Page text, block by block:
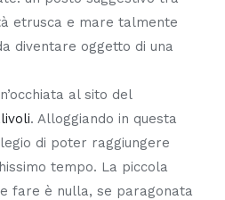
etrusca e mare talmente
diventare oggetto di una
al sito del
. Alloggiando in questa
di poter raggiungere
tempo. La piccola
fare è nulla, se paragonata